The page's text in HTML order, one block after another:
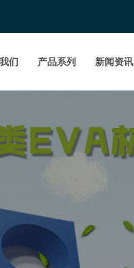
们 产品系列 新闻资讯